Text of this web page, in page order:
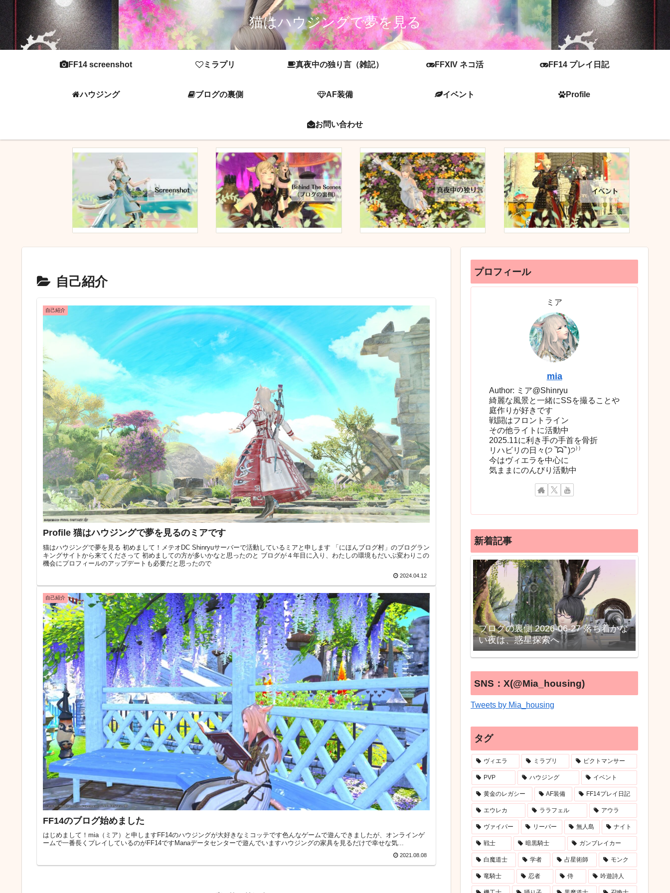
猫はハウジングで夢を見る
FF14 screenshot ミラプリ 真夜中の独り言（雑記） FFXIV ネコ活 FF14 プレイ日記
ハウジング ブログの裏側 AF装備 イベント Profile
お問い合わせ
自己紹介
自己紹介
Profile 猫はハウジングで夢を見るのミアです
猫はハウジングで夢を見る 初めまして！メテオDC Shinryuサーバーで活動しているミアと申します 「にほんブログ村」のブログラン
キングサイトから来てくださって 初めましての方が多いかなと思ったのと ブログが４年目に入り、わたしの環境もだいぶ変わりこの
機会にプロフィールのアップデートも必要だと思ったので
2024.04.12
自己紹介
FF14のブログ始めました
はじめまして！mia（ミア）と申しますFF14のハウジングが大好きなミコッテです色んなゲームで遊んできましたが、オンラインゲ
ームで一番長くプレイしているのがFF14ですManaデータセンターで遊んでいますハウジングの家具を見るだけで幸せな気...
2021.08.08
プロフィール
ミア
mia
Author: ミア@Shinryu
綺麗な風景と一緒にSSを撮ることや
庭作りが好きです
戦闘はフロントライン
その他ライトに活動中
2025.11に利き手の手首を骨折
リハビリの日々(੭ ‾᷄ᗣ‾᷅ )੭⁾⁾
今はヴィエラを中心に
気ままにのんびり活動中
新着記事
ブログの裏側 2026-06-27 落ち着かな
い夜は、惑星探索へ
SNS：X(@Mia_housing)
Tweets by Mia_housing
タグ
ヴィエラ ミラプリ ピクトマンサー
PVP ハウジング イベント
黄金のレガシー AF装備 FF14プレイ日記
エウレカ ララフェル アウラ
ヴァイパー リーパー 無人島 ナイト
戦士 暗黒騎士 ガンブレイカー
白魔道士 学者 占星術師 モンク
竜騎士 忍者 侍 吟遊詩人